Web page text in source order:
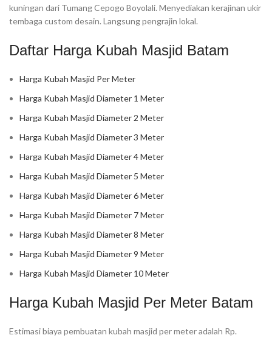
kuningan dari Tumang Cepogo Boyolali. Menyediakan kerajinan ukir
tembaga custom desain. Langsung pengrajin lokal.
Daftar Harga Kubah Masjid Batam
Harga Kubah Masjid Per Meter
Harga Kubah Masjid Diameter 1 Meter
Harga Kubah Masjid Diameter 2 Meter
Harga Kubah Masjid Diameter 3 Meter
Harga Kubah Masjid Diameter 4 Meter
Harga Kubah Masjid Diameter 5 Meter
Harga Kubah Masjid Diameter 6 Meter
Harga Kubah Masjid Diameter 7 Meter
Harga Kubah Masjid Diameter 8 Meter
Harga Kubah Masjid Diameter 9 Meter
Harga Kubah Masjid Diameter 10 Meter
Harga Kubah Masjid Per Meter Batam
Estimasi biaya pembuatan kubah masjid per meter adalah Rp.